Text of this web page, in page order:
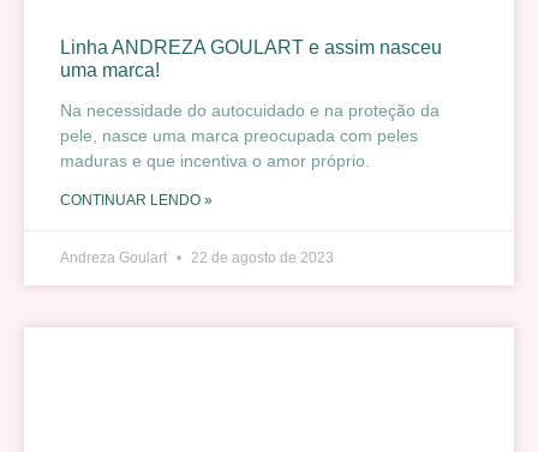
Linha ANDREZA GOULART e assim nasceu
uma marca!
Na necessidade do autocuidado e na proteção da
pele, nasce uma marca preocupada com peles
maduras e que incentiva o amor próprio.
CONTINUAR LENDO »
Andreza Goulart 22 de agosto de 2023